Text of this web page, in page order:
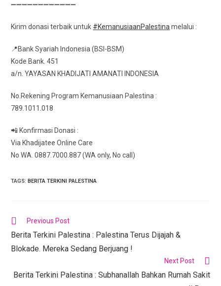
➖➖➖➖➖➖➖➖➖➖➖➖
Kirim donasi terbaik untuk #KemanusiaanPalestinamelalui :
📍Bank Syariah Indonesia (BSI-BSM)
Kode Bank. 451
a/n. YAYASAN KHADIJATI AMANATI INDONESIA
No.Rekening Program Kemanusiaan Palestina :
789.1011.018
📲 Konfirmasi Donasi :
Via Khadijatee Online Care
No WA. 0887.7000.887 (WA only, No call)
TAGS: BERITA TERKINI PALESTINA
Previous Post
Berita Terkini Palestina : Palestina Terus Dijajah &
Blokade. Mereka Sedang Berjuang !
Next Post
Berita Terkini Palestina : Subhanallah Bahkan Rumah Sakit